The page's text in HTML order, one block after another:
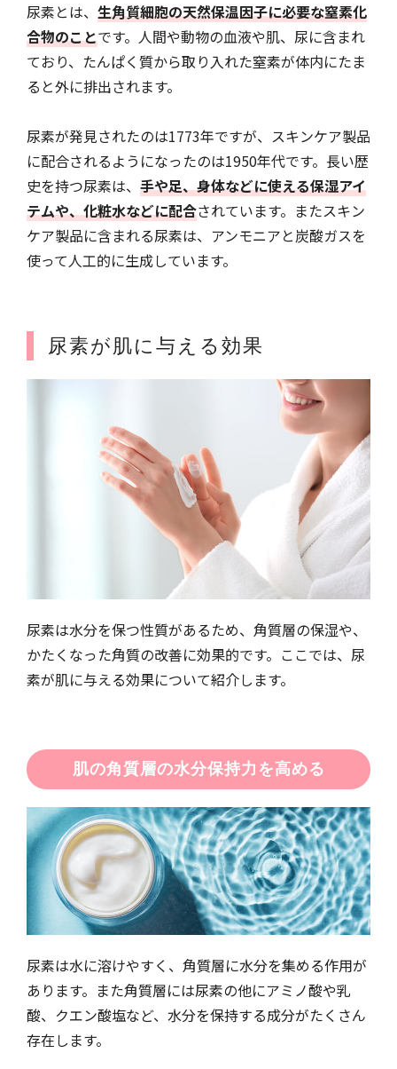
尿素とは、 生角質細胞の天然保温因子に必要な窒素化
合物のことです。人間や動物の血液や肌、尿に含まれ
ており、たんぱく質から取り入れた窒素が体内にたま
ると外に排出されます。
尿素が発見されたのは1773年ですが、スキンケア製品
に配合されるようになったのは1950年代です。長い歴
史を持つ尿素は、 手や足、身体などに使える保湿アイ
テムや、化粧水などに配合されています。またスキン
ケア製品に含まれる尿素は、アンモニアと炭酸ガスを
使って人工的に生成しています。
尿素が肌に与える効果
尿素は水分を保つ性質があるため、角質層の保湿や、
かたくなった角質の改善に効果的です。ここでは、尿
素が肌に与える効果について紹介します。
肌の角質層の水分保持力を高める
尿素は水に溶けやすく、角質層に水分を集める作用が
あります。また角質層には尿素の他にアミノ酸や乳
酸、クエン酸塩など、水分を保持する成分がたくさん
存在します。